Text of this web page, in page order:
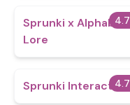
4.7
Sprunki x Alphabet
Lore
4.7
Sprunki Interactive